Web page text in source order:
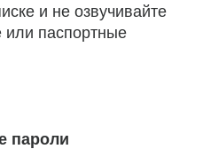
и не озвучивайте
паспортные
пароли